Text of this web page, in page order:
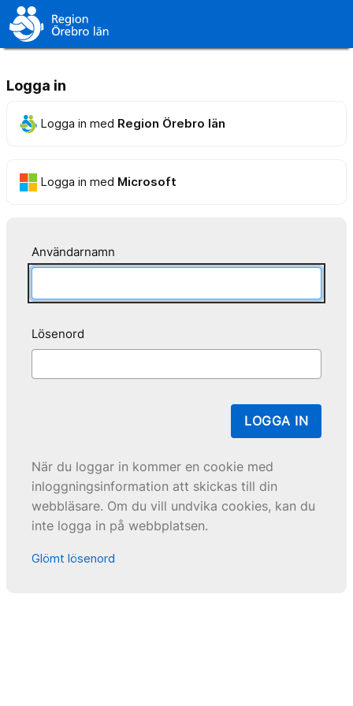
Logga in
Logga in med Region Örebro län
Logga in med Microsoft
Användarnamn
Lösenord
LOGGA IN
När du loggar in kommer en cookie med
inloggningsinformation att skickas till din
webbläsare. Om du vill undvika cookies, kan du
inte logga in på webbplatsen.
Glömt lösenord